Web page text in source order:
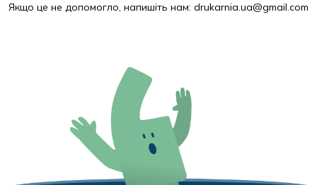
Якщо це не допомогло, напишіть нам: drukarnia.ua@gmail.com